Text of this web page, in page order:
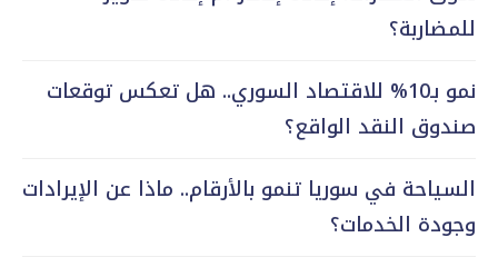
للمضاربة؟
نمو بـ10% للاقتصاد السوري.. هل تعكس توقعات
صندوق النقد الواقع؟
السياحة في سوريا تنمو بالأرقام.. ماذا عن الإيرادات
وجودة الخدمات؟